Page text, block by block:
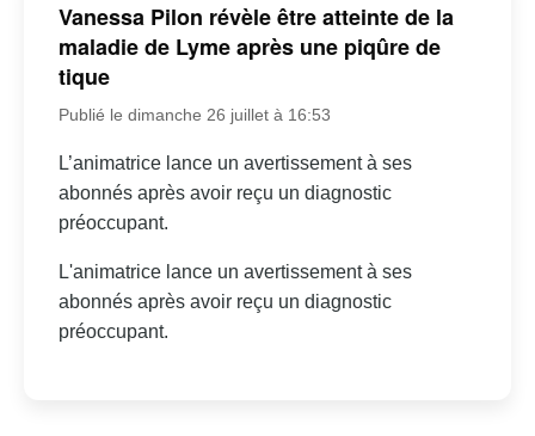
Vanessa Pilon révèle être atteinte de la
maladie de Lyme après une piqûre de
tique
Publié le dimanche 26 juillet à 16:53
L’animatrice lance un avertissement à ses
abonnés après avoir reçu un diagnostic
préoccupant.
L'animatrice lance un avertissement à ses
abonnés après avoir reçu un diagnostic
préoccupant.